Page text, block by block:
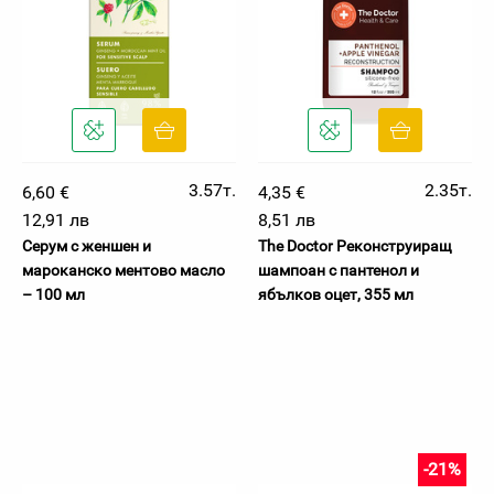
6,60 €
3.57т.
12,91 лв
Серум с женшен и
мароканско ментово масло
– 100 мл
4,35 €
2.35т.
8,51 лв
The Doctor Реконструиращ
шампоан с пантенол и
ябълков оцет, 355 мл
-21%